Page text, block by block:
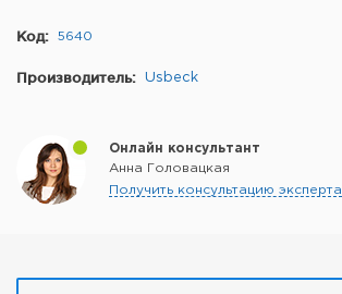
Код: 5640
Производитель: Usbeck
Онлайн консультант
Анна Головацкая
Получить консультацию эксперта